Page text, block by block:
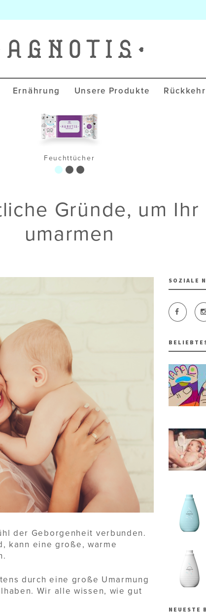
Agnotis Blog
Ernährung Unsere Produkte
Feuchttücher
Gründe, um Ihr
umarmen
der Geborgenheit verbunden.
kann eine große, warme
durch eine große Umarmung
Wir alle wissen, wie gut
SOZIALE
NEUESTE